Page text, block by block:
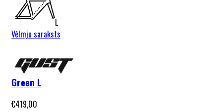
L
Vēlmju saraksts
Gust Excel
2026
Green L
€419,00